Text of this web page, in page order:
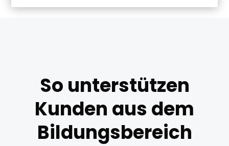
So unterstützen
Kunden aus dem
Bildungsbereich